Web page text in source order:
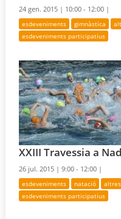
24 gen. 2015 | 10:00 - 12:00 |
esdeveniments gimnàstica
esdeveniments participatius
XXIII Travessia a
26 jul. 2015 |9:00 - 12:00 |
esdeveniments natació
esdeveniments participatius